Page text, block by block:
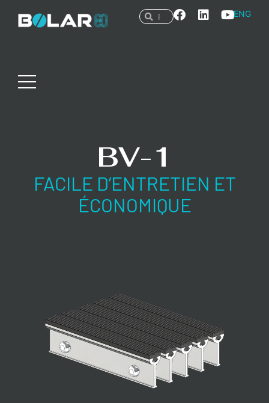
ENG
BV-1
FACILE D’ENTRETIEN ET
ÉCONOMIQUE